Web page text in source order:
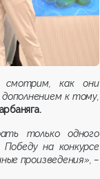
смотрим, как они
к тому,
только одного
на конкурсе
произведения», –